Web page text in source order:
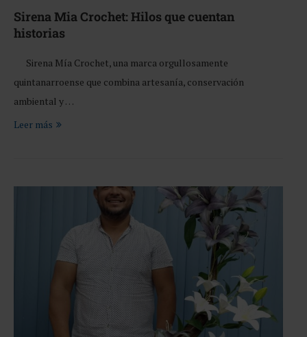
Sirena Mia Crochet: Hilos que cuentan
historias
Sirena Mía Crochet, una marca orgullosamente
quintanarroense que combina artesanía, conservación
ambiental y …
Leer más